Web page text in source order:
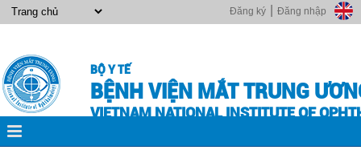
Đăng nhập
Đăng ký
BỘ Y TẾ
BỆNH VIỆN MẮT TRUNG
VIETNAM NATIONAL INSTITUTE OF